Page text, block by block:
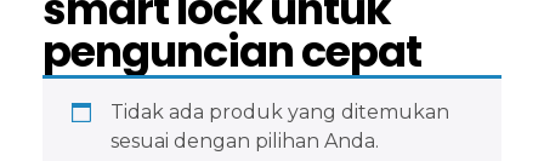
penguncian cepat
Tidak ada produk yang ditemukan
sesuai dengan pilihan Anda.